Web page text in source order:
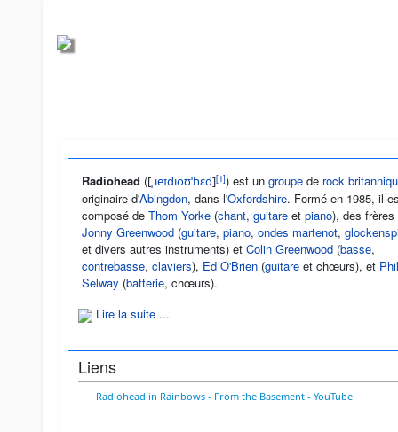
Radiohead ([ɹeɪdioʊˈhɛd][1]) est un groupe de rock
originaire d'Abingdon, dans l'Oxfordshire. Formé en 1985, il
composé de Thom Yorke (chant, guitare et piano), des frères
Jonny Greenwood (guitare, piano, ondes martenot,
et divers autres instruments) et Colin Greenwood (basse,
contrebasse, claviers), Ed O'Brien (guitare et chœurs), et Phil
Selway (batterie, chœurs).
Lire la suite ...
Liens
Radiohead in Rainbows - From the Basement - YouTube